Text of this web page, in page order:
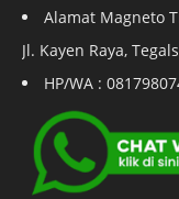
Alamat Magneto
Jl. Kayen Raya,
HP/WA :